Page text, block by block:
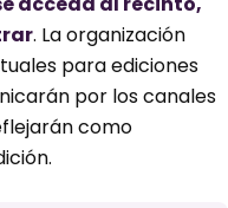
. La organización
para ediciones
por los canales
como